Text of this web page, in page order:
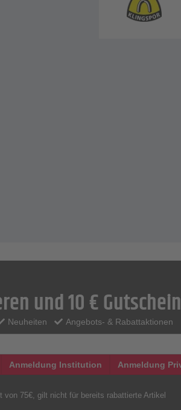
und 10 €
Neuheiten Angebots- & Rabattaktionen
Anmeldung Institution Anmeldung
von 75€, gilt nicht für bereits rabattierte Artikel